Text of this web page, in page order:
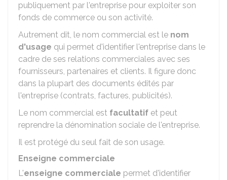
publiquement par l'entreprise pour exploiter son
fonds de commerce ou son activité.
Autrement dit, le nom commercial est le nom
d'usage qui permet d'identifier l'entreprise dans le
cadre de ses relations commerciales avec ses
fournisseurs, partenaires et clients. Il figure donc
dans la plupart des documents édités par
l'entreprise (contrats, factures, publicités).
Le nom commercial est facultatif et peut
reprendre la dénomination sociale de l'entreprise.
Il est protégé du seul fait de son usage.
Enseigne commerciale
L'enseigne commerciale permet d'identifier